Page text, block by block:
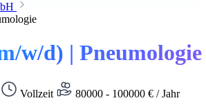
w/d) | Pneumologie
Vollzeit
80000 - 100000 € / Jahr